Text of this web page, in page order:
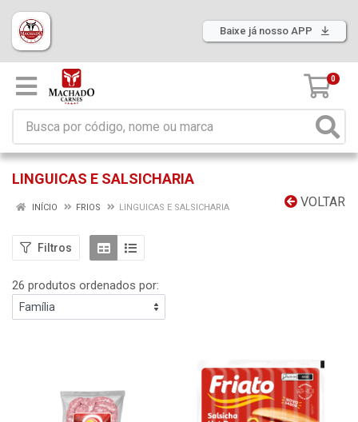
Baixe já nosso APP
0
LINGUICAS E SALSICHARIA
VOLTAR
INÍCIO FRIOS LINGUICAS E SALSICHARIA
Filtros
26 produtos ordenados por: